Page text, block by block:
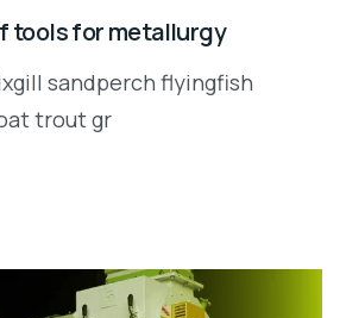
tools for metallurgy
sandperch flyingfish
trout gr